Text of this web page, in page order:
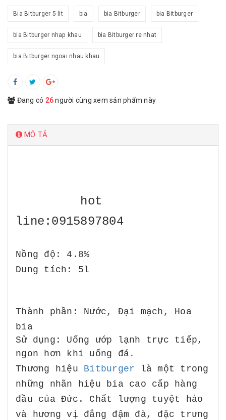
Bia Bitburger 5 lit bia bia Bitburger bia Bitburger
bia Bitburger nhap khau bia Bitburger re nhat
bia Bitburger ngoai nhau khau
Đang có 26người cùng xem sản phẩm này
MÔ TẢ
hot
line:0915897804
Nồng độ: 4.8%
Dung tích: 5l
Thành phần: Nước, Đại mạch, Hoa
bia
Sử dụng: Uống ướp lạnh trực tiếp,
ngon hơn khi uống đá.
Thương hiệu Bitburger là một trong
những nhãn hiệu bia cao cấp hàng
đầu của Đức. Chất lượng tuyệt hảo
và hương vị đắng đậm đà, đặc trưng